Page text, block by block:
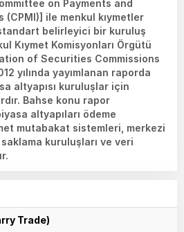
on Payments and
ile menkul kıymetler
belirleyici bir kuruluş
Kıymet Komisyonları Örgütü
of Securities Commissions
yılında yayımlanan raporda
altyapısı kuruluşlar için
Bahse konu rapor
altyapıları ödeme
mutabakat sistemleri, merkezi
kuruluşları ve veri
Trade)